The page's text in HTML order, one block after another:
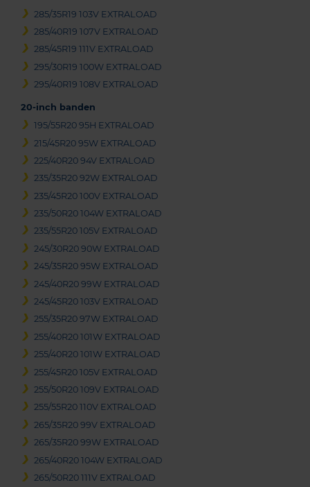
285/35R19 103V EXTRALOAD
285/40R19 107V EXTRALOAD
285/45R19 111V EXTRALOAD
295/30R19 100W EXTRALOAD
295/40R19 108V EXTRALOAD
20-inch banden
195/55R20 95H EXTRALOAD
215/45R20 95W EXTRALOAD
225/40R20 94V EXTRALOAD
235/35R20 92W EXTRALOAD
235/45R20 100V EXTRALOAD
235/50R20 104W EXTRALOAD
235/55R20 105V EXTRALOAD
245/30R20 90W EXTRALOAD
245/35R20 95W EXTRALOAD
245/40R20 99W EXTRALOAD
245/45R20 103V EXTRALOAD
255/35R20 97W EXTRALOAD
255/40R20 101W EXTRALOAD
255/40R20 101W EXTRALOAD
255/45R20 105V EXTRALOAD
255/50R20 109V EXTRALOAD
255/55R20 110V EXTRALOAD
265/35R20 99V EXTRALOAD
265/35R20 99W EXTRALOAD
265/40R20 104W EXTRALOAD
265/50R20 111V EXTRALOAD